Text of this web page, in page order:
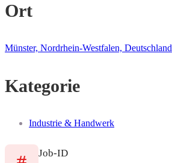
Ort
Münster, Nordrhein-Westfalen, Deutschland
Kategorie
Industrie & Handwerk
Job-ID